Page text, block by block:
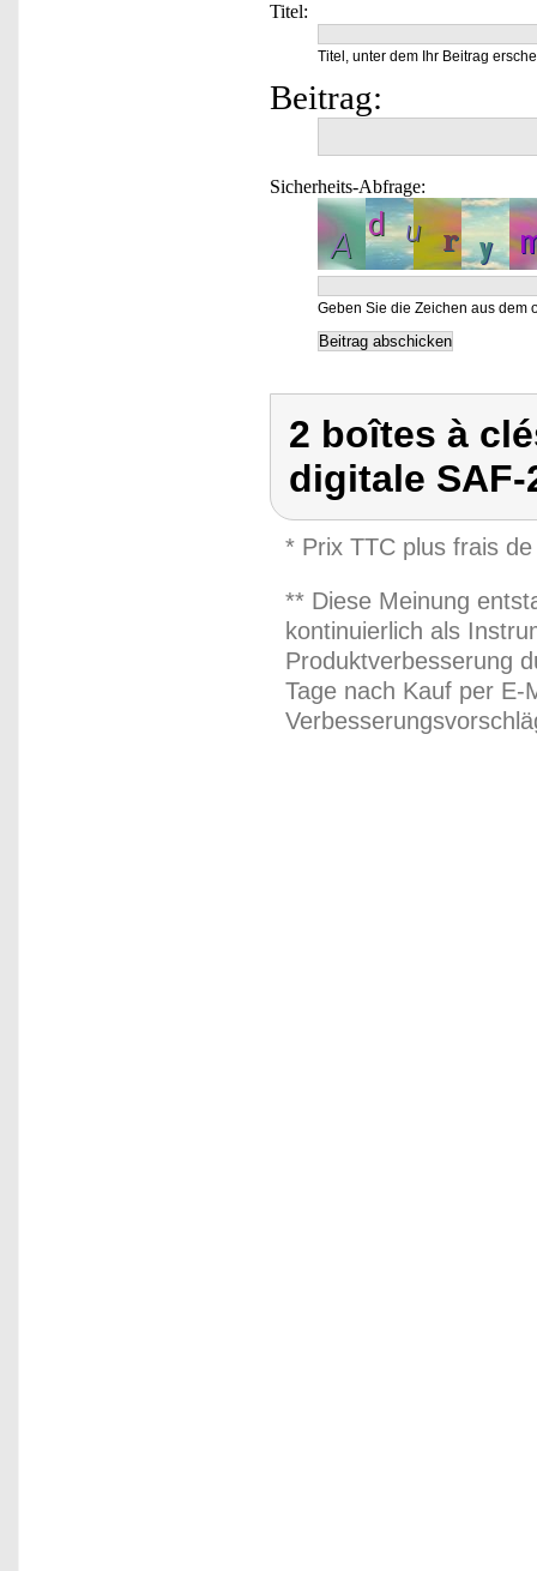
Titel:
Titel, unter dem Ihr Beitrag
Beitrag:
Sicherheits-Abfrage:
Geben Sie die Zeichen aus dem
2 boîtes à
digitale SAF-
* Prix TTC plus frais
** Diese Meinung
kontinuierlich als
Produktverbesserung
Tage nach Kauf per E-